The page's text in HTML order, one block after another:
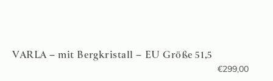
VARLA – mit Bergkristall – EU Größe 51,5
€299,00